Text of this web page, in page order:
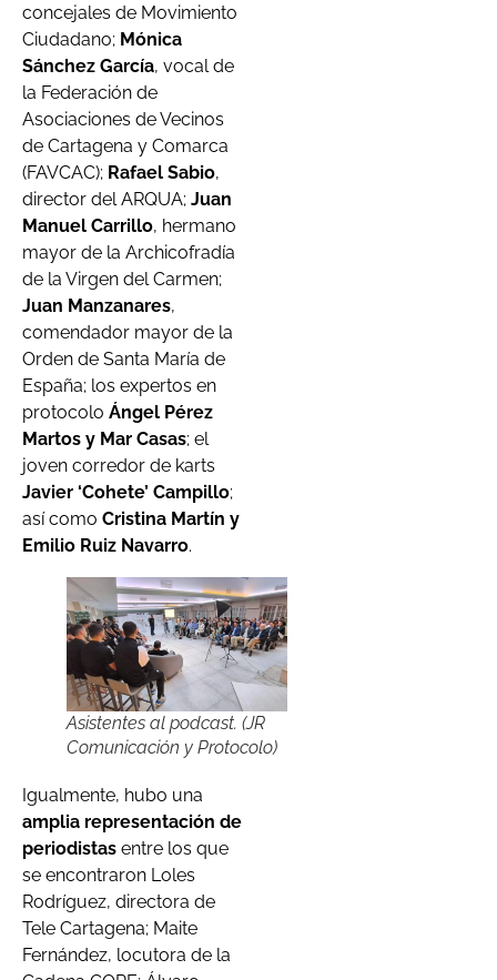
concejales de Movimiento
Ciudadano; Mónica
Sánchez García, vocal de
la Federación de
Asociaciones de Vecinos
de Cartagena y Comarca
(FAVCAC); Rafael Sabio,
director del ARQUA; Juan
Manuel Carrillo, hermano
mayor de la Archicofradía
de la Virgen del Carmen;
Juan Manzanares,
comendador mayor de la
Orden de Santa María de
España; los expertos en
protocolo Ángel Pérez
Martos y Mar Casas; el
joven corredor de karts
Javier ‘Cohete’ Campillo;
así como Cristina Martín y
Emilio Ruiz Navarro.
Asistentes al podcast. (JR
Comunicación y Protocolo)
Igualmente, hubo una
amplia representación de
periodistas entre los que
se encontraron Loles
Rodríguez, directora de
Tele Cartagena; Maite
Fernández, locutora de la